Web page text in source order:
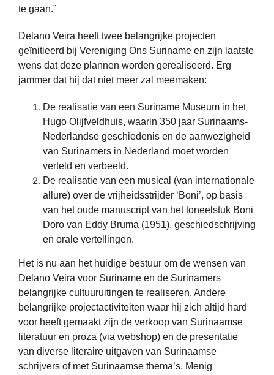
te gaan.”
Delano Veira heeft twee belangrijke projecten
geïnitieerd bij Vereniging Ons Suriname en zijn laatste
wens dat deze plannen worden gerealiseerd. Erg
jammer dat hij dat niet meer zal meemaken:
De realisatie van een Suriname Museum in het
Hugo Olijfveldhuis, waarin 350 jaar Surinaams-
Nederlandse geschiedenis en de aanwezigheid
van Surinamers in Nederland moet worden
verteld en verbeeld.
De realisatie van een musical (van internationale
allure) over de vrijheidsstrijder ‘Boni’, op basis
van het oude manuscript van het toneelstuk Boni
Doro van Eddy Bruma (1951), geschiedschrijving
en orale vertellingen.
Het is nu aan het huidige bestuur om de wensen van
Delano Veira voor Suriname en de Surinamers
belangrijke cultuuruitingen te realiseren. Andere
belangrijke projectactiviteiten waar hij zich altijd hard
voor heeft gemaakt zijn de verkoop van Surinaamse
literatuur en proza (via webshop) en de presentatie
van diverse literaire uitgaven van Surinaamse
schrijvers of met Surinaamse thema’s. Menig